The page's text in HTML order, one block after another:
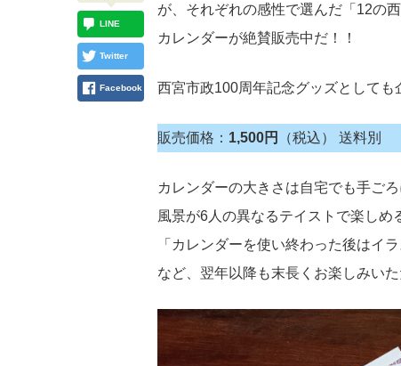
が、それぞれの感性で選んだ「12の
カレンダーが絶賛販売中だ！！
西宮市政100周年記念グッズとしても
販売価格： 1,500円 （税込） 送料別
カレンダーの大きさは自宅でも手ご
風景が6人の異なるテイストで楽しめ
「カレンダーを使い終わった後はイ
など、翌年以降も末長くお楽しみい
LINE
Twitter
Facebook